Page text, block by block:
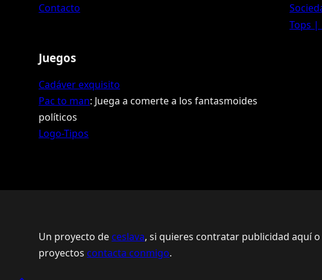
Contacto
Tops |
Juegos
Cadáver exquisito
Pac to man: Juega a comerte a los fantasmoides
políticos
Logo-Tipos
Un proyecto de ceslava, si quieres contratar publicidad aquí
proyectos contacta conmigo.